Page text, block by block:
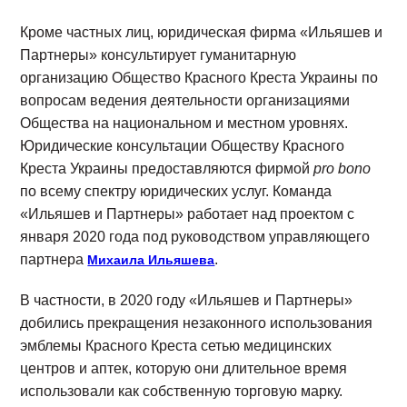
Кроме частных лиц, юридическая фирма «Ильяшев и
Партнеры» консультирует гуманитарную
организацию Общество Красного Креста Украины по
вопросам ведения деятельности организациями
Общества на национальном и местном уровнях.
Юридические консультации Обществу Красного
Креста Украины предоставляются фирмойpro bono
по всему спектру юридических услуг. Команда
«Ильяшев и Партнеры» работает над проектом с
января 2020 года под руководством управляющего
партнера Михаила Ильяшева.
В частности, в 2020 году «Ильяшев и Партнеры»
добились прекращения незаконного использования
эмблемы Красного Креста сетью медицинских
центров и аптек, которую они длительное время
использовали как собственную торговую марку.